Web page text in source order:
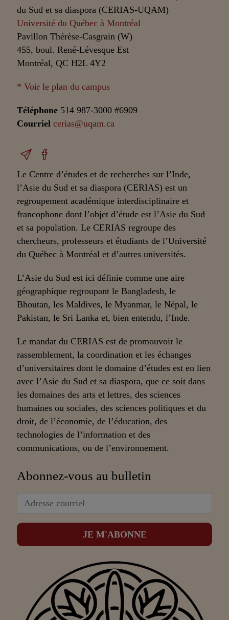
du Sud et sa diaspora (CERIAS-UQAM)
Université du Québec à Montréal
Pavillon Thérèse-Casgrain (W)
455, boul. René-Lévesque Est
Montréal, QC H2L 4Y2
* Voir le plan du campus
Téléphone 514 987-3000 #6909
Courriel cerias@uqam.ca
Le Centre d’études et de recherches sur l’Inde,
l’Asie du Sud et sa diaspora (CERIAS) est un
regroupement académique interdisciplinaire et
francophone dont l’objet d’étude est l’Asie du Sud
et sa population. Le CERIAS regroupe des
chercheurs, professeurs et étudiants de l’Université
du Québec à Montréal et d’autres universités.
L’Asie du Sud est ici définie comme une aire
géographique regroupant le Bangladesh, le
Bhoutan, les Maldives, le Myanmar, le Népal, le
Pakistan, le Sri Lanka et, bien entendu, l’Inde.
Le mandat du CERIAS est de promouvoir le
rassemblement, la coordination et les échanges
d’universitaires dont le domaine d’études est en lien
avec l’Asie du Sud et sa diaspora, que ce soit dans
les domaines des arts et lettres, des sciences
humaines ou sociales, des sciences politiques et du
droit, de l’économie, de l’éducation, des
technologies de l’information et des
communications, ou de l’environnement.
Abonnez-vous au bulletin